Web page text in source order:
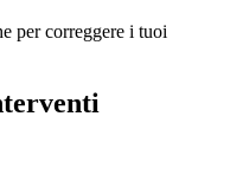
per correggere i tuoi